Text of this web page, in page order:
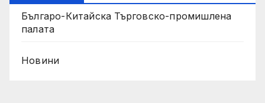
Българо-Китайска Търговско-промишлена
палaта
Новини